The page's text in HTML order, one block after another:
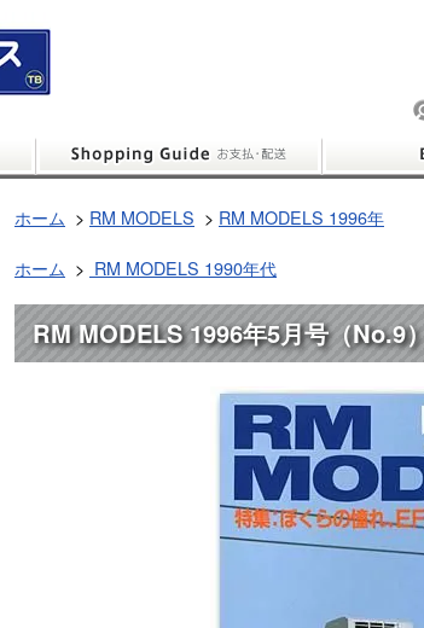
ホーム > RM MODELS > RM MODELS 1996年
ホーム > RM MODELS 1990年代
RM MODELS 1996年5月号（No.9）